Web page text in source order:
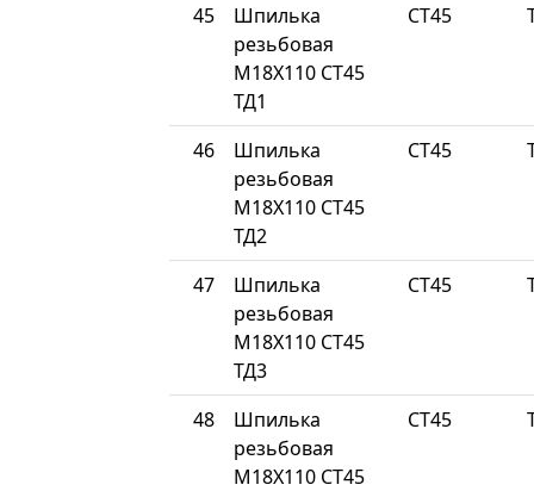
45
Шпилька
резьбовая
М18Х110 СТ45
ТД1
СТ45
46
Шпилька
резьбовая
М18Х110 СТ45
ТД2
СТ45
47
Шпилька
резьбовая
М18Х110 СТ45
ТД3
СТ45
48
Шпилька
резьбовая
М18Х110 СТ45
СТ45